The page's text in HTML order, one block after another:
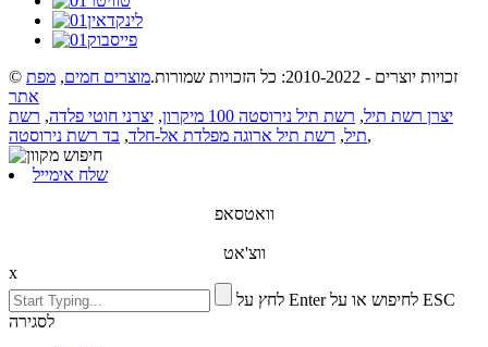
© זכויות יוצרים - 2010-2022: כל הזכויות שמורות. מוצרים חמים, מפת
אתר
יצרן רשת תיל, רשת תיל נירוסטה 100 מיקרון , יצרני חוטי פלדה, רשת
תיל, רשת תיל ארוגה מפלדת אל-חלד, בד רשת נירוסטה ,
שלח אימייל
וואטסאפ
ווצ'אט
x
לחץ על Enter לחיפוש או על ESC
לסגירה